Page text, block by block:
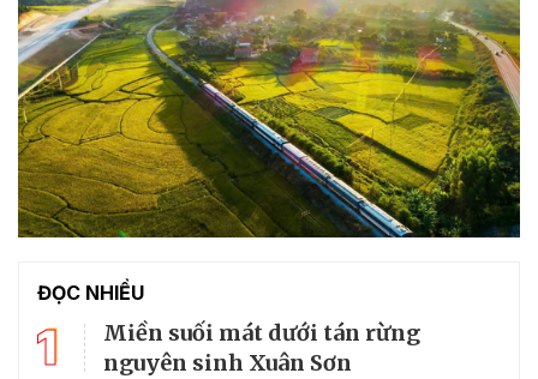
ĐỌC NHIỀU
1
Miền suối mát dưới tán rừng
nguyên sinh Xuân Sơn